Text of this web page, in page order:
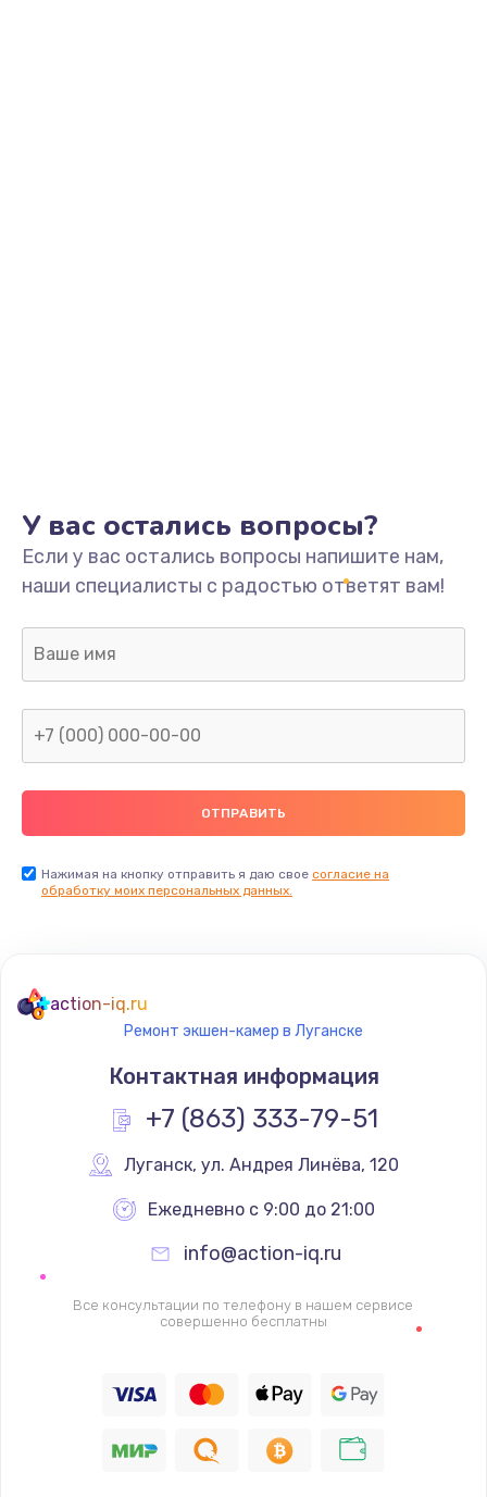
У вас остались вопросы?
Если у вас остались вопросы напишите нам,
наши специалисты с радостью ответят вам!
Нажимая на кнопку отправить я даю свое согласие на
обработку моих персональных данных.
action-iq.ru
Ремонт экшен-камер в Луганске
Контактная информация
+7 (863) 333-79-51
Луганск, ул. Андрея Линёва, 120
Ежедневно с 9:00 до 21:00
info@action-iq.ru
Все консультации по телефону в нашем сервисе
совершенно бесплатны